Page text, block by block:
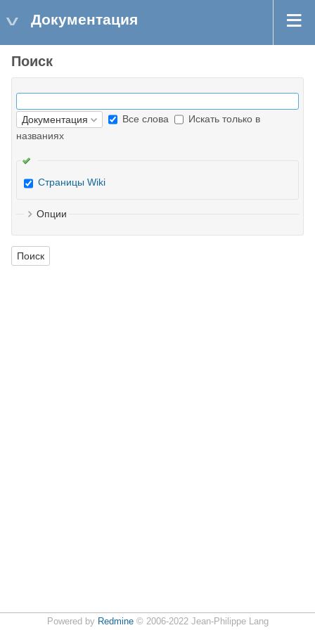
Документация
Поиск
Все слова
Искать только в
названиях
Страницы Wiki
Опции
Powered by Redmine© 2006-2022 Jean-Philippe Lang